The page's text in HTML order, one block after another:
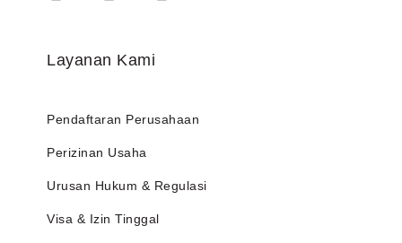
Layanan Kami
Pendaftaran Perusahaan
Perizinan Usaha
Urusan Hukum & Regulasi
Visa & Izin Tinggal